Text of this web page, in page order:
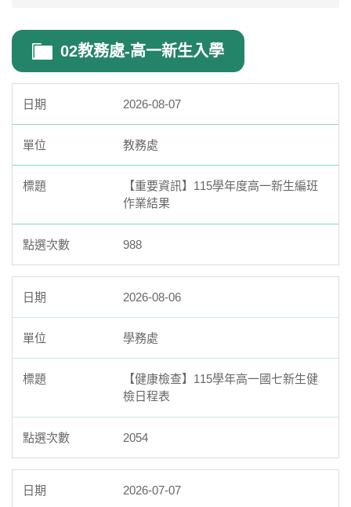
02教務處-高一新生入學
2026-08-07
教務處
【重要資訊】115學年度高一新生編班
作業結果
988
2026-08-06
學務處
【健康檢查】115學年高一國七新生健
檢日程表
2054
2026-07-07